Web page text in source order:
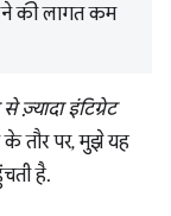
की लागत कम
ज़्यादा इंटिग्रेट
तौर पर, मुझे यह
है.